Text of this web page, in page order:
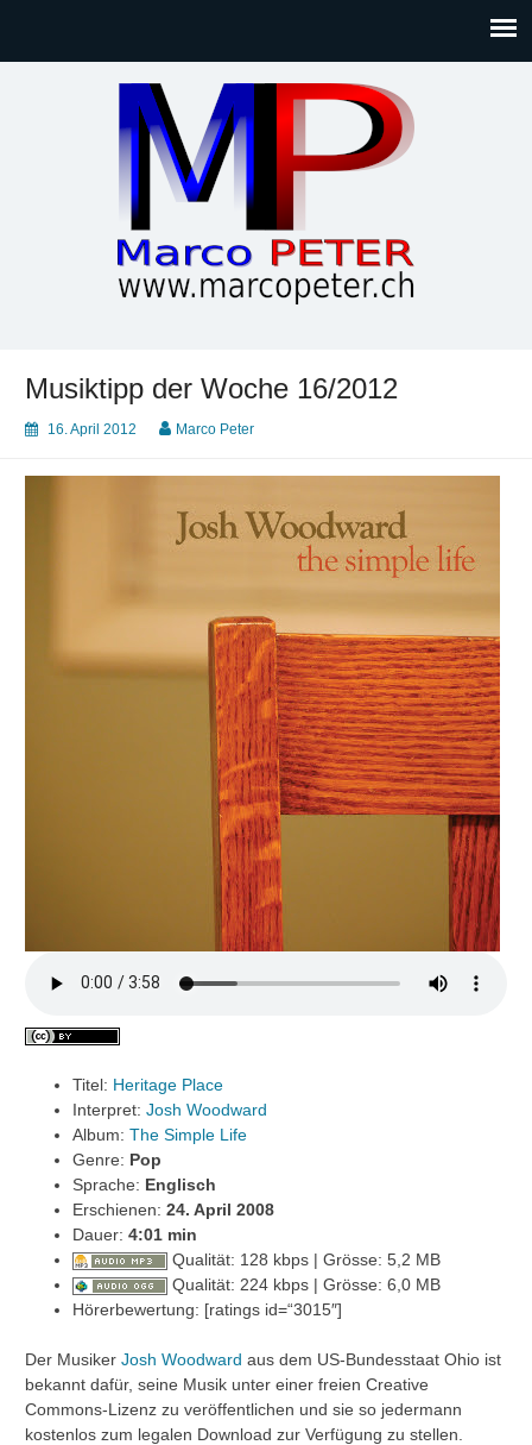
Musiktipp der Woche 16/2012
16. April 2012 Marco Peter
Titel: Heritage Place
Interpret: Josh Woodward
Album: The Simple Life
Genre: Pop
Sprache: Englisch
Erschienen: 24. April 2008
Dauer: 4:01 min
Qualität: 128 kbps | Grösse: 5,2 MB
Qualität: 224 kbps | Grösse: 6,0 MB
Hörerbewertung: [ratings id=“3015″]
Der Musiker Josh Woodward aus dem US-Bundesstaat Ohio ist
bekannt dafür, seine Musik unter einer freien Creative
Commons-Lizenz zu veröffentlichen und sie so jedermann
kostenlos zum legalen Download zur Verfügung zu stellen.